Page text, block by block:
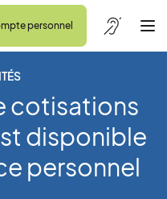
personnel
cotisations
disponible
personnel